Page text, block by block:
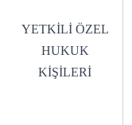
YETKİLİ ÖZEL
HUKUK
KİŞİLERİ